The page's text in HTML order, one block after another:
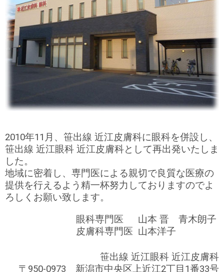
2010年11月、笹出線 近江皮膚科に眼科を併設し、
笹出線 近江眼科 近江皮膚科として再出発いたしま
した。
地域に密着し、専門医による親切で良質な医療の
提供を行えるよう精一杯努力しておりますのでよ
ろしくお願い致します。
眼科専門医
山本 晋 青木朗子
皮膚科専門医 山本洋子
笹出線 近江眼科 近江皮膚科
〒950-0973 新潟市中央区上近江2丁目1番33号